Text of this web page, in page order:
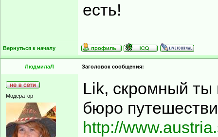
есть!
Вернуться к началу
ЛюдмилаЛ Заголовок сообщения:
Модератор
Lik, скромный ты
бюро
http://